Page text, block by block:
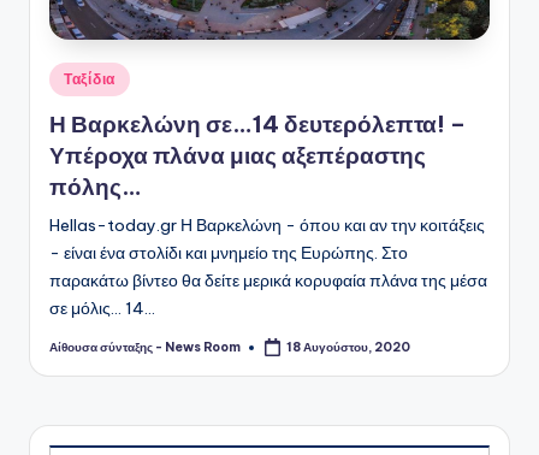
Αναρτήθηκε
σε
Ταξίδια
Η Βαρκελώνη σε…14 δευτερόλεπτα! –
Υπέροχα πλάνα μιας αξεπέραστης
πόλης…
Hellas-today.gr Η Βαρκελώνη - όπου και αν την κοιτάξεις
- είναι ένα στολίδι και μνημείο της Ευρώπης. Στο
παρακάτω βίντεο θα δείτε μερικά κορυφαία πλάνα της μέσα
σε μόλις... 14…
Συγγραφέας:
Αίθουσα σύνταξης - News Room 18 Αυγούστου, 2020